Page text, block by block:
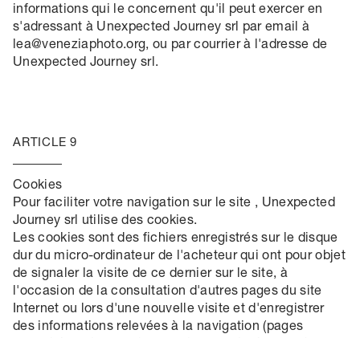
informations qui le concernent qu'il peut exercer en
s'adressant à Unexpected Journey srl par email à
lea@veneziaphoto.org, ou par courrier à l'adresse de
Unexpected Journey srl.
ARTICLE 9
Cookies
Pour faciliter votre navigation sur le site , Unexpected
Journey srl utilise des cookies.
Les cookies sont des fichiers enregistrés sur le disque
dur du micro-ordinateur de l'acheteur qui ont pour objet
de signaler la visite de ce dernier sur le site, à
l'occasion de la consultation d'autres pages du site
Internet ou lors d'une nouvelle visite et d'enregistrer
des informations relevées à la navigation (pages